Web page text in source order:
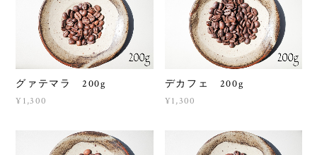
グァテマラ 200g
¥1,300
デカフェ 200g
¥1,300